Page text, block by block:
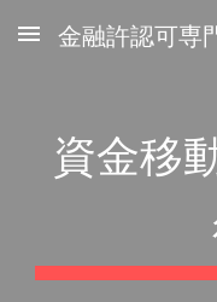
Skip to main content
資金移